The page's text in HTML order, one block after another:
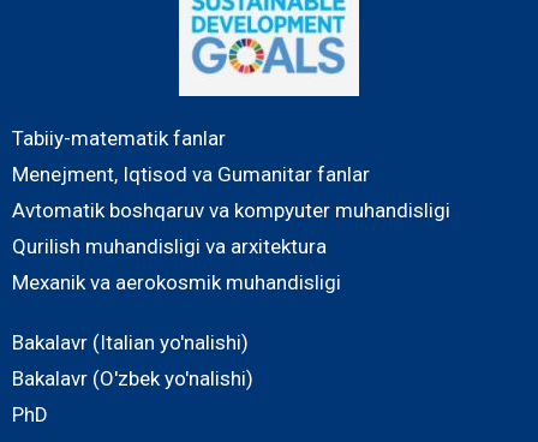
Tabiiy-matematik fanlar
Menejment, Iqtisod va Gumanitar fanlar
Avtomatik boshqaruv va kompyuter muhandisligi
Qurilish muhandisligi va arxitektura
Mexanik va aerokosmik muhandisligi
Bakalavr (Italian yo'nalishi)
Bakalavr (O'zbek yo'nalishi)
PhD